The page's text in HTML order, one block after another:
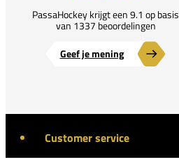
PassaHockey krijgt een 9.1 op basis
van 1337 beoordelingen
Geef je mening
Customer service